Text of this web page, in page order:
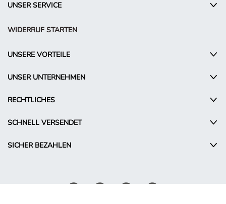
UNSER SERVICE
WIDERRUF STARTEN
UNSERE VORTEILE
UNSER UNTERNEHMEN
RECHTLICHES
SCHNELL VERSENDET
SICHER BEZAHLEN